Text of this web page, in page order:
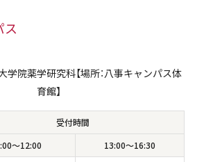
ス
学院薬学研究科【場所：八事キャンパス体
育館】
受付時間
～12:00
13:00～16:30